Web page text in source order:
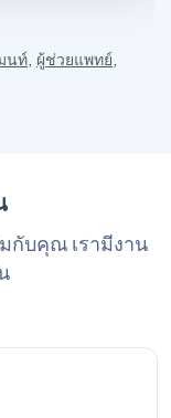
นท์ ผู้ช่วยแพทย์
กับคุณ เรามีงาน